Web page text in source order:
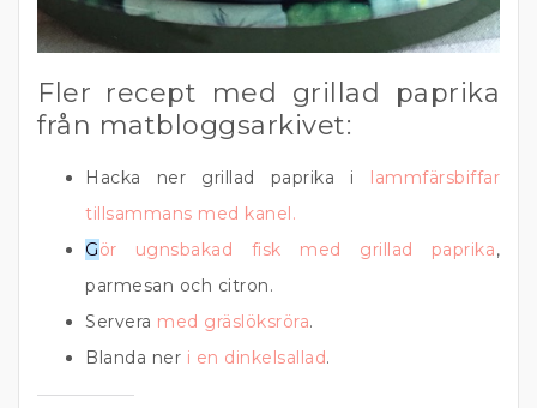
Fler recept med grillad paprika
från matbloggsarkivet:
Hacka ner grillad paprika i lammfärsbiffar
tillsammans med kanel.
Gör ugnsbakad fisk med grillad paprika,
parmesan och citron.
Servera med gräslöksröra.
Blanda ner i en dinkelsallad.